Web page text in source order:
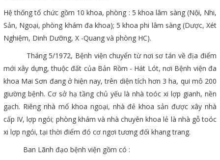
Hệ thống tổ chức gồm 10 khoa, phòng : 5 khoa lâm sàng (Nội, Nhi,
Sản, Ngoại, phòng khám đa khoa); 5 khoa phi lâm sàng (Dược, Xét
Nghiệm, Dinh Dưỡng, X -Quang và phòng HC).
Tháng 5/1972, Bệnh viện chuyển từ nơi sơ tán về địa điểm
mới xây dựng, thuộc đất của Bản Rồm - Hát Lót, nơi Bệnh viện đa
khoa Mai Sơn đang ở hiện nay, trên diện tích hơn 3 ha, qui mô 200
giường bệnh. Cơ sở hạ tầng chủ yếu là nhà toóc xi lợp gianh, nền
gạch. Riêng nhà mổ khoa ngoại, nhà đẻ khoa sản được xây nhà
cấp IV, lợp ngói; phòng khám và nhà chuyên khoa lẻ là nhà gỗ toóc
xi lợp ngói, tại thời điểm đó cơ ngơi tương đối khang trang.
Ban Lãnh đạo bệnh viện gồm có :